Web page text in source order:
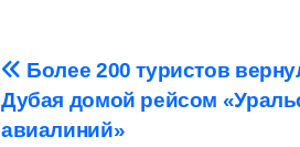
Навигация
по
Более 200 туристов
Дубая домой рейсом
авиалиний»